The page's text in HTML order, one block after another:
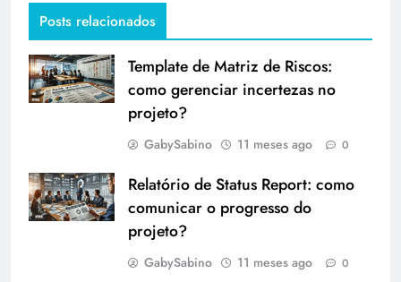
Posts relacionados
Template de Matriz de Riscos:
como gerenciar incertezas no
projeto?
GabySabino 11 meses ago 0
Relatório de Status Report: como
comunicar o progresso do
projeto?
GabySabino 11 meses ago 0